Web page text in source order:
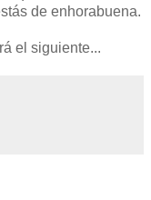
de enhorabuena.
el siguiente...